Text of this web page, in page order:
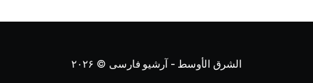
الشرق الأوسط - آرشیو فارسی © ۲۰۲۶